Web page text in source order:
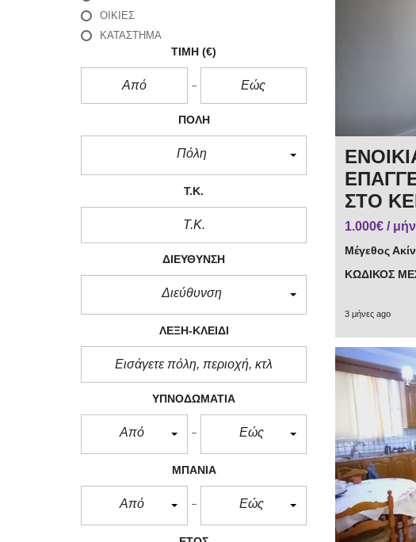
ΟΙΚΊΕΣ
ΚΑΤΑΣΤΗΜΑ
ΤΙΜΉ (€)
ΠΌΛΗ
Πόλη
Τ.Κ.
ΔΙΕΎΘΥΝΣΗ
Διεύθυνση
ΛΈΞΗ-ΚΛΕΙΔΊ
ΥΠΝΟΔΩΜΆΤΙΑ
Από Εώς
ΜΠΆΝΙΑ
Από Εώς
ΣΤΟ
1.000€ /
Μέγεθος
ΚΩΔΙΚΟΣ
3 μήνες ago